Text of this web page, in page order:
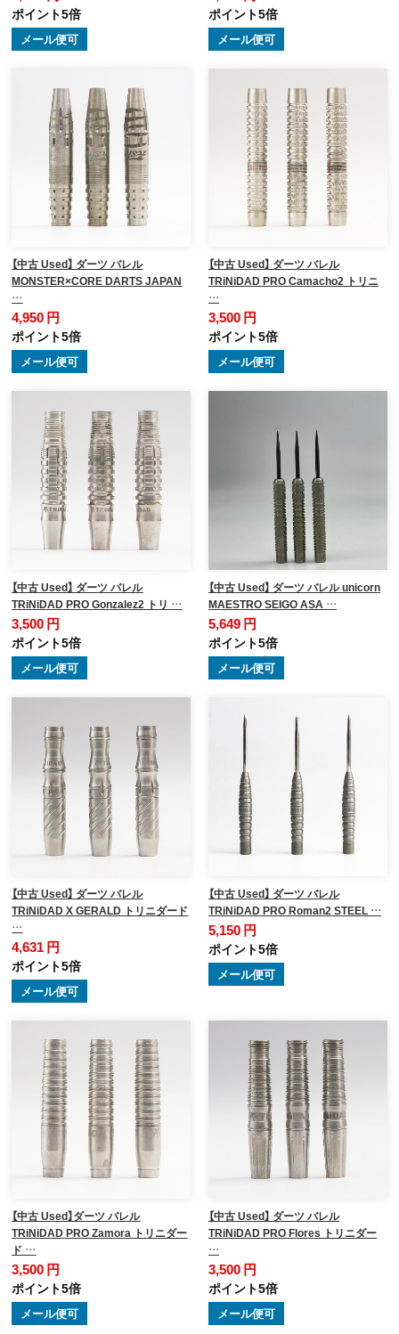
ポイント5倍
メール便可
ポイント5倍
メール便可
【中古 Used】 ダーツ バレル
MONSTER×CORE DARTS JAPAN
…
4,950 円
ポイント5倍
メール便可
【中古 Used】 ダーツ バレル
TRiNiDAD PRO Camacho2 トリニ
…
3,500 円
ポイント5倍
メール便可
【中古 Used】 ダーツ バレル
TRiNiDAD PRO Gonzalez2 トリ …
3,500 円
ポイント5倍
メール便可
【中古 Used】 ダーツ バレル unicorn
MAESTRO SEIGO ASA …
5,649 円
ポイント5倍
メール便可
【中古 Used】 ダーツ バレル
TRiNiDAD X GERALD トリニダード
…
4,631 円
ポイント5倍
メール便可
【中古 Used】 ダーツ バレル
TRiNiDAD PRO Roman2 STEEL …
5,150 円
ポイント5倍
メール便可
【中古 Used】ダーツ バレル
TRiNiDAD PRO Zamora トリニダー
ド …
3,500 円
ポイント5倍
メール便可
【中古 Used】 ダーツ バレル
TRiNiDAD PRO Flores トリニダー
…
3,500 円
ポイント5倍
メール便可